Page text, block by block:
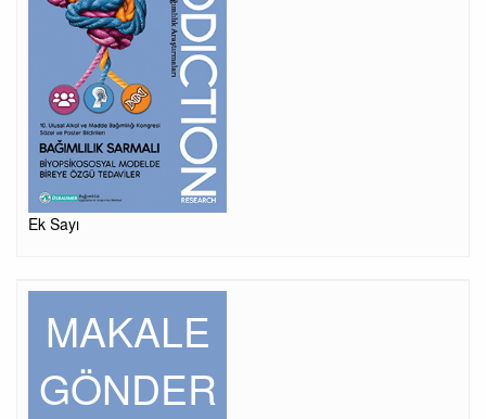
Ek Sayı
MAKALE
GÖNDER